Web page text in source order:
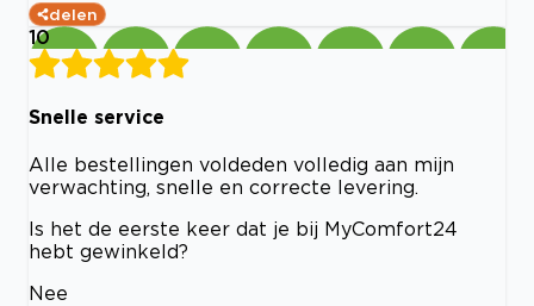
delen
10
Snelle service
Alle bestellingen voldeden volledig aan mijn
verwachting, snelle en correcte levering.
Is het de eerste keer dat je bij MyComfort24
hebt gewinkeld?
Nee